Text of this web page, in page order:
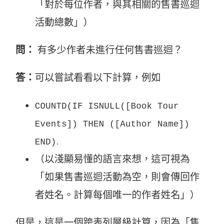
「對於每位作者，與其相關的售書巡迴
活動總數」）
問： 有多少作者未進行任何售書巡迴？
答： 可以嘗試看看以下計算，例如
COUNTD(IF ISNULL([Book Tour
Events]) THEN ([Author Name])
END) .
（以淺顯易懂的語言來想，這可視為
「如果售書巡迴活動為空，則會傳回作
者姓名。計算每個唯一的作者姓名」）